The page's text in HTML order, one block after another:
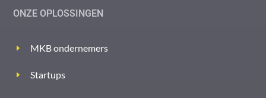
ONZE OPLOSSINGEN
MKB ondernemers
Startups